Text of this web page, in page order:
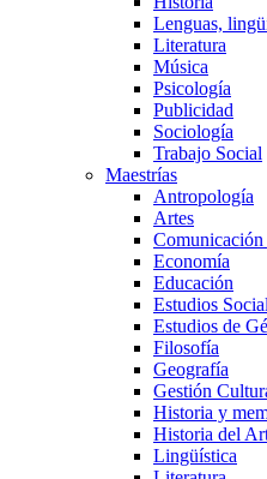
Lenguas,
Literatura
Música
Psicología
Publicidad
Sociología
Trabajo Social
Maestrías
Antropología
Artes
Economía
Educación
Estudios
Estudios de
Filosofía
Geografía
Gestión
Historia y
Historia del
Lingüística